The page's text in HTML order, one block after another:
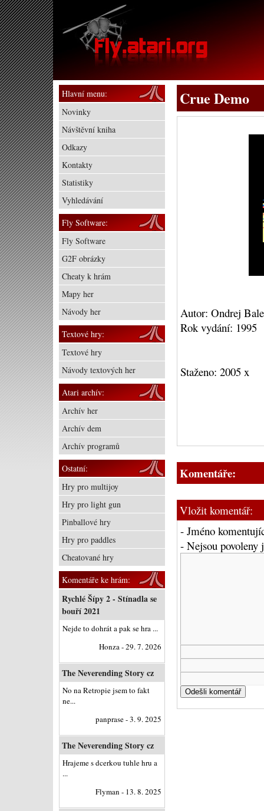
Crue Demo
Autor: Ondrej
Rok vydání: 1995
Staženo: 2005 x
Komentáře:
Vložit komentář:
- Jméno
- Nejsou
Hlavní menu:
Novinky
Návštěvní kniha
Odkazy
Kontakty
Statistiky
Vyhledávání
Fly Software:
Fly Software
G2F obrázky
Cheaty k hrám
Mapy her
Návody her
Textové hry:
Textové hry
Návody textových her
Atari archív:
Archív her
Archív dem
Archív programů
Ostatní:
Hry pro multijoy
Hry pro light gun
Pinballové hry
Hry pro paddles
Cheatované hry
Komentáře ke hrám:
Rychlé Šípy 2 - Stínadla se
bouří 2021
Nejde to dohrát a pak se hra ...
Honza - 29. 7. 2026
The Neverending Story cz
No na Retropie jsem to fakt
ne...
panprase - 3. 9. 2025
The Neverending Story cz
Hrajeme s dcerkou tuhle hru a
...
Flyman - 13. 8. 2025